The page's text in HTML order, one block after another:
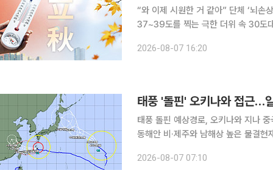
“와 이제 시원한 거 같아” 단체 ‘뇌손상’의 단계까지 온 지독하고 지독한 폭염입니다. 낮 기온이
37~39도를 찍는 극한 더위 속 30도대 초
영남 쪽으로 내려오면서 뜨겁고 건조
2026-08-07 16:20
태풍 '돌핀' 오키나와 접근…
태풍 돌핀 예상경로, 오키나와 지나
동해안 비·제주와 남해상 높은 물결
다. 돌핀은 오키나와 부근을 지난 뒤
2026-08-07 07:10